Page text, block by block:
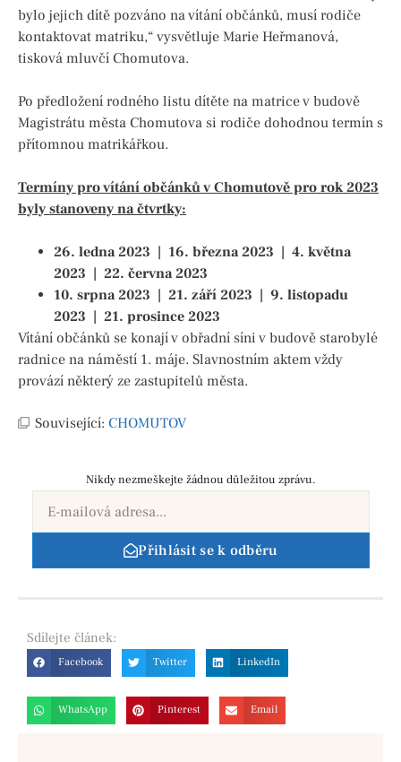
bylo jejich dítě pozváno na vítání občánků, musí rodiče
kontaktovat matriku,“ vysvětluje Marie Heřmanová,
tisková mluvčí Chomutova.
Po předložení rodného listu dítěte na matrice v budově
Magistrátu města Chomutova si rodiče dohodnou termín s
přítomnou matrikářkou.
Termíny pro vítání občánků v Chomutově pro rok 2023
byly stanoveny na čtvrtky:
26. ledna 2023 | 16. března 2023 | 4. května
2023 | 22. června 2023
10. srpna 2023 | 21. září 2023 | 9. listopadu
2023 | 21. prosince 2023
Vítání občánků se konají v obřadní síni v budově starobylé
radnice na náměstí 1. máje. Slavnostním aktem vždy
provází některý ze zastupitelů města.
Související: CHOMUTOV
Nikdy nezmeškejte žádnou důležitou zprávu.
Přihlásit se k odběru
Sdílejte článek:
Facebook Twitter LinkedIn
WhatsApp Pinterest Email